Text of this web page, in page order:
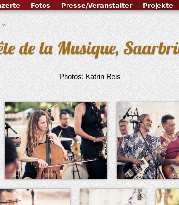
de la Musique,
Photos: Katrin Reis
Fotos Presse/Veranstalter Projekte